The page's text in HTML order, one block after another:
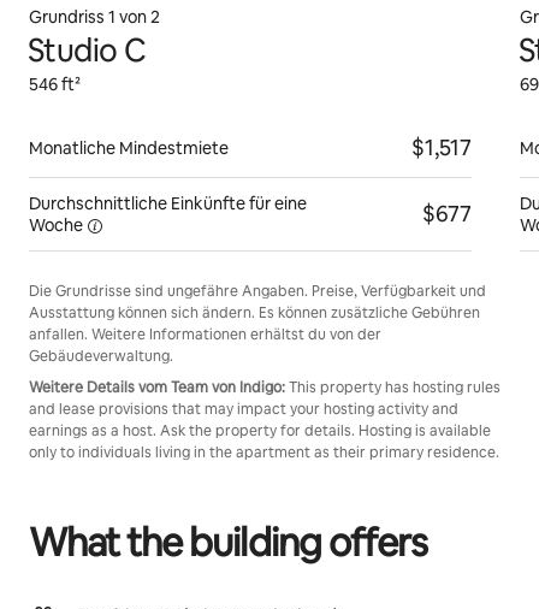
Grundriss 1 von 2
Studio C
546 ft²
Monatliche Mindestmiete $1,517
Durchschnittliche Einkünfte für eine
Woche
$677
Die Grundrisse sind ungefähre Angaben. Preise, Verfügbarkeit und
Ausstattung können sich ändern. Es können zusätzliche Gebühren
anfallen. Weitere Informationen erhältst du von der
Gebäudeverwaltung.
Weitere Details vom Team von Indigo:This property has hosting rules
and lease provisions that may impact your hosting activity and
earnings as a host. Ask the property for details. Hosting is available
only to individuals living in the apartment as their primary residence.
What the building offers